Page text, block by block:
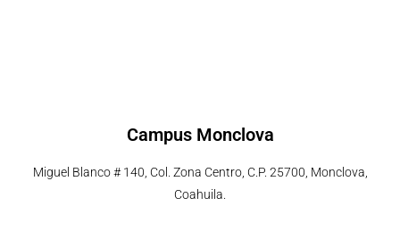
Campus Monclova
Miguel Blanco # 140, Col. Zona Centro, C.P. 25700, Monclova,
Coahuila.